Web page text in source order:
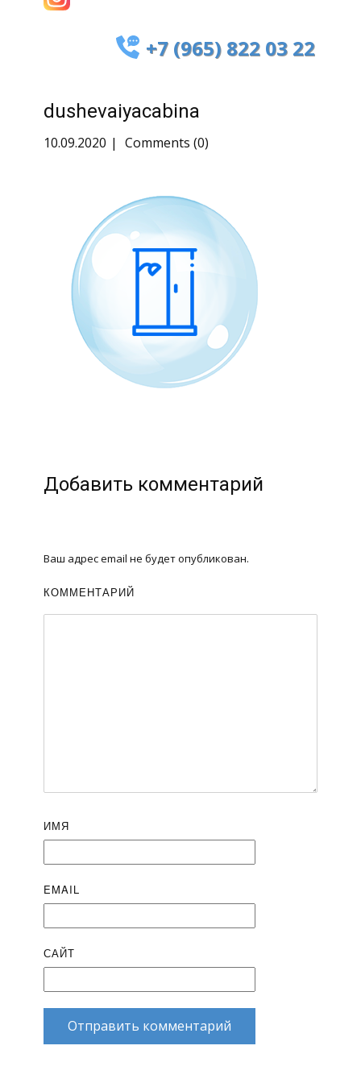
+7 (965) 822 03 22
dushevaiyacabina
10.09.2020 Comments (0)
Добавить комментарий
Ваш адрес email не будет опубликован.
КОММЕНТАРИЙ
ИМЯ
EMAIL
САЙТ
Отправить комментарий